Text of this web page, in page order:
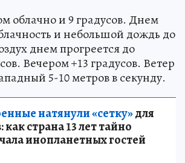
облачно и 9 градусов. Днем
и небольшой дождь до
днем прогреется до
Вечером +13 градусов. Ветер
5-10 метров в секунду.
натянули «сетку»для
страна 13 лет тайно
инопланетных гостей